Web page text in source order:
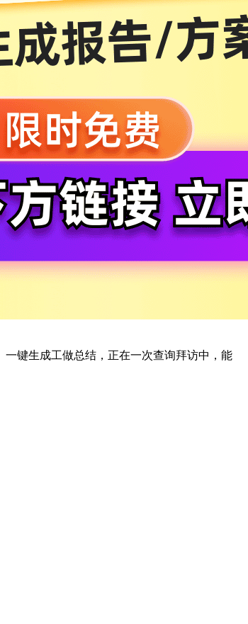
键生成工做总结，正在一次查询拜访中，能